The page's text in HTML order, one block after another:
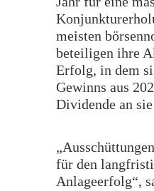
meisten
beteiligen ihre
Erfolg, in dem
Gewinns aus
Dividende an
für den
Anlageerfolg“,